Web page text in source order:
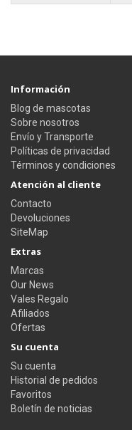
Información
Blog de mascotas
Sobre nosotros
Envío y Transporte
Políticas de privacidad
Términos y condiciones
Atención al cliente
Contacto
Devoluciones
SiteMap
Extras
Marcas
Our News
Vales Regalo
Afiliados
Ofertas
Su cuenta
Su cuenta
Historial de pedidos
Favoritos
Boletín de noticias